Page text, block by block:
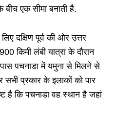
बीच एक सीमा बनाती है.
दक्षिण पूर्व की ओर उत्तर
किमी लंबी यात्रा के दौरान
पचनाडा में यमुना से मिलने से
प्रकार के इलाकों को पार
है कि पचनाडा वह स्थान है जहां